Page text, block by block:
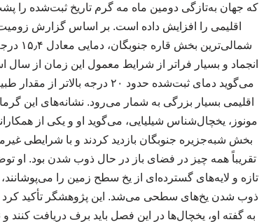
که جهان به‌تازگی دومین ماه مه گرم تاریخ ثبت‌شده را
انجماد و بسیار فراتر از شرایط معمول این زمان از سال
می‌گوید دمای ثبت‌شده حدود ۲۰
اقلیمی بسیار بزرگی به شمار می‌رود. نشانه‌های این
مونوز، یخچال‌شناس شیلیایی، می‌گوید او و یکی از
بخش شبه‌جزیره جنوبگان بازدید کردند و با شرایطی
تازه و لایه‌های گسترده‌ای از یخ سطح زمین را
ذوب شدن یخ‌های سطحی می‌شد. این پژوهشگر تأکید کرد
به گفته او، یخچال‌ها در این فصل باید برف دریافت